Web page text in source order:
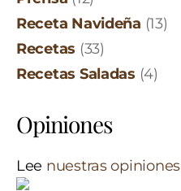
Receta Navideña (13)
Recetas (33)
Recetas Saladas (4)
Opiniones
Lee nuestras opiniones